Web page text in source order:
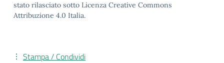
stato rilasciato sotto Licenza Creative Commons
Attribuzione 4.0 Italia.
Stampa / Condividi